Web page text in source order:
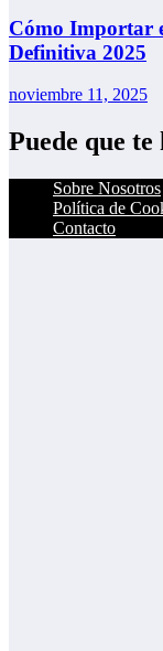
Cómo Importar
Definitiva 2025
noviembre 11, 2025
Puede que
Sobre Nosotros
Política de
Contacto